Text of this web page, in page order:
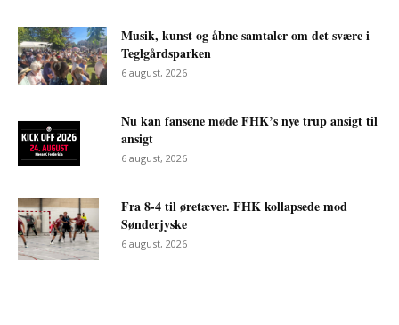
Musik, kunst og åbne samtaler om det svære i
Teglgårdsparken
6 august, 2026
Nu kan fansene møde FHK’s nye trup ansigt til
ansigt
6 august, 2026
Fra 8-4 til øretæver. FHK kollapsede mod
Sønderjyske
6 august, 2026